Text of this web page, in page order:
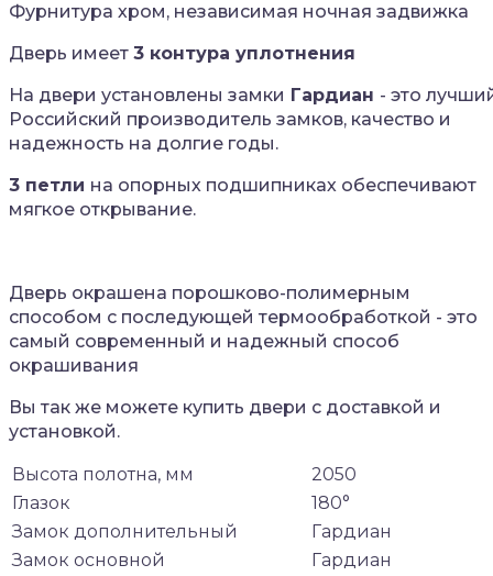
Фурнитура хром, независимая ночная задвижка
Дверь имеет 3 контура уплотнения
На двери установлены замки Гардиан - это
Российский производитель замков, качество и
надежность на долгие годы.
3 петли на опорных подшипниках обеспечивают
мягкое открывание.
Дверь окрашена порошково-полимерным
способом с последующей термообработкой - это
самый современный и надежный способ
окрашивания
Вы так же можете купить двери с доставкой и
установкой.
Высота полотна, мм
2050
Глазок
180°
Замок дополнительный
Гардиан
Замок основной
Гардиан